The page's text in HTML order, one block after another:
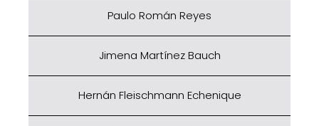
Paulo Román Reyes
Jimena Martínez Bauch
Hernán Fleischmann Echenique